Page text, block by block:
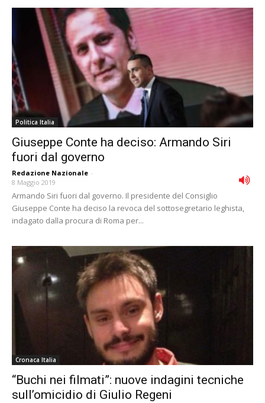
Politica Italia
Giuseppe Conte ha deciso: Armando Siri
fuori dal governo
Redazione Nazionale -
8 Maggio 2019
Armando Siri fuori dal governo. Il presidente del Consiglio
Giuseppe Conte ha deciso la revoca del sottosegretario leghista,
indagato dalla procura di Roma per...
Cronaca Italia
“Buchi nei filmati”: nuove indagini tecniche
sull’omicidio di Giulio Regeni